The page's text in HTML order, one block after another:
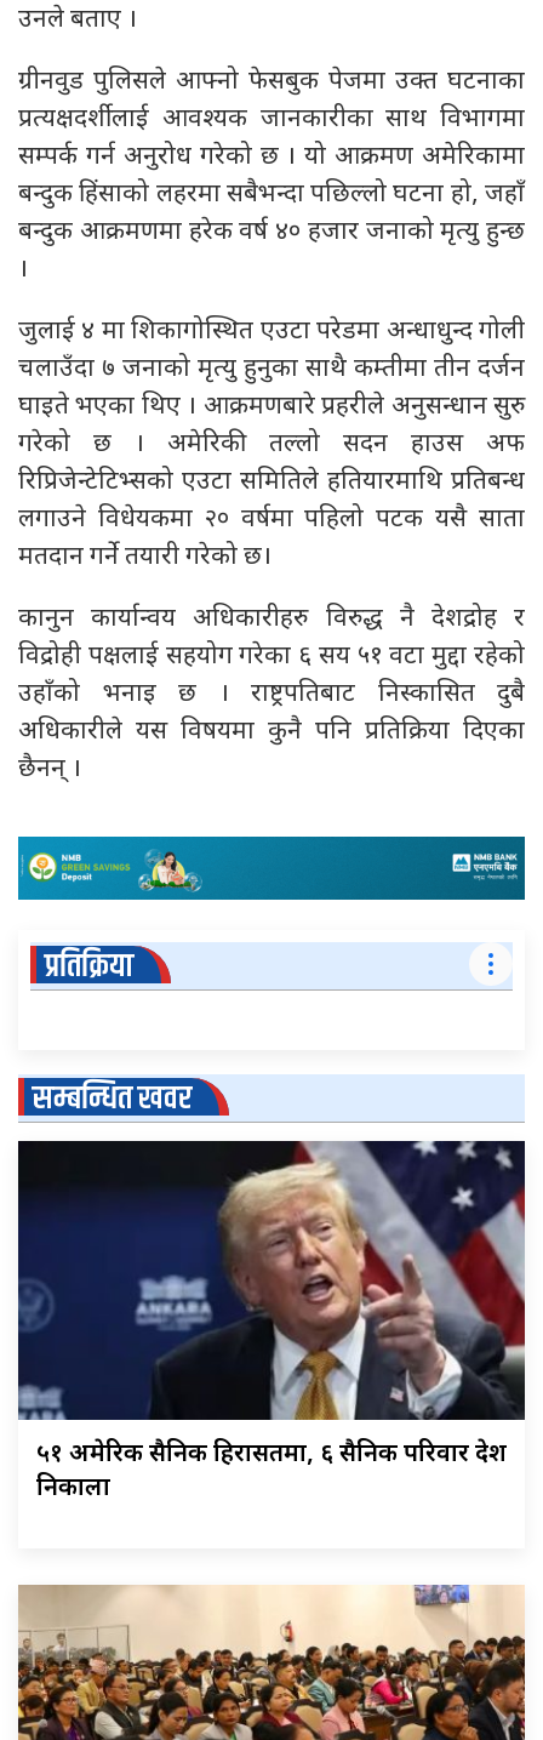
उनले बताए ।
ग्रीनवुड पुलिसले आफ्नो फेसबुक पेजमा उक्त घटनाका
प्रत्यक्षदर्शीलाई आवश्यक जानकारीका साथ विभागमा
सम्पर्क गर्न अनुरोध गरेको छ । यो आक्रमण अमेरिकामा
बन्दुक हिंसाको लहरमा सबैभन्दा पछिल्लो घटना हो, जहाँ
बन्दुक आक्रमणमा हरेक वर्ष ४० हजार जनाको मृत्यु हुन्छ
।
जुलाई ४ मा शिकागोस्थित एउटा परेडमा अन्धाधुन्द गोली
चलाउँदा ७ जनाको मृत्यु हुनुका साथै कम्तीमा तीन दर्जन
घाइते भएका थिए । आक्रमणबारे प्रहरीले अनुसन्धान सुरु
गरेको छ । अमेरिकी तल्लो सदन हाउस अफ
रिप्रिजेन्टेटिभ्सको एउटा समितिले हतियारमाथि प्रतिबन्ध
लगाउने विधेयकमा २० वर्षमा पहिलो पटक यसै साता
मतदान गर्ने तयारी गरेको छ।
कानुन कार्यान्वय अधिकारीहरु विरुद्ध नै देशद्रोह र
विद्रोही पक्षलाई सहयोग गरेका ६ सय ५१ वटा मुद्दा रहेको
उहाँको भनाइ छ । राष्ट्रपतिबाट निस्कासित दुबै
अधिकारीले यस विषयमा कुनै पनि प्रतिक्रिया दिएका
छैनन् ।
प्रतिक्रिया
सम्बन्धित खवर
५१ अमेरिकी सैनिक हिरासतमा, ६ सैनिक परिवार देश
निकाला